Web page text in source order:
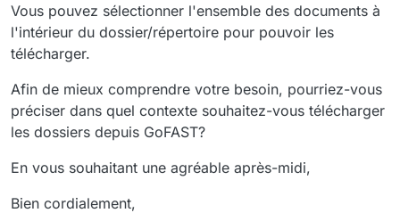
Vous pouvez sélectionner l'ensemble des documents à
l'intérieur du dossier/répertoire pour pouvoir les
télécharger.
Afin de mieux comprendre votre besoin, pourriez-vous
préciser dans quel contexte souhaitez-vous télécharger
les dossiers depuis GoFAST?
En vous souhaitant une agréable après-midi,
Bien cordialement,